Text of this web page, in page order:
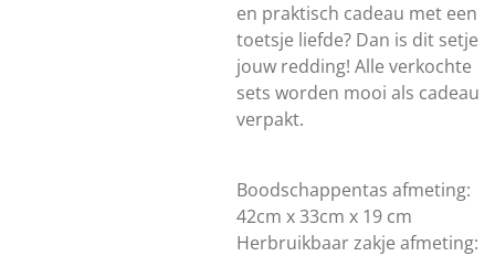
en praktisch cadeau met een
toetsje liefde? Dan is dit setje
jouw redding! Alle verkochte
sets worden mooi als cadeau
verpakt.
Boodschappentas afmeting:
42cm x 33cm x 19 cm
Herbruikbaar zakje afmeting: